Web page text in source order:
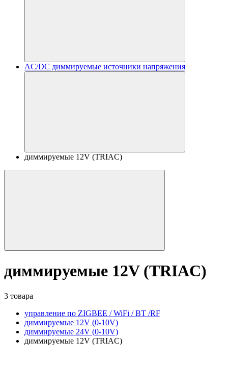
AC/DC диммируемые источники напряжения
диммируемые 12V (TRIAC)
диммируемые 12V (TRIAC)
3 товара
управление по ZIGBEE / WiFi / BT /RF
диммируемые 12V (0-10V)
диммируемые 24V (0-10V)
диммируемые 12V (TRIAC)